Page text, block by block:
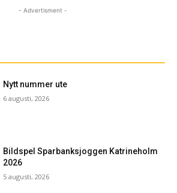
- Advertisment -
Nytt nummer ute
6 augusti, 2026
Bildspel Sparbanksjoggen Katrineholm
2026
5 augusti, 2026